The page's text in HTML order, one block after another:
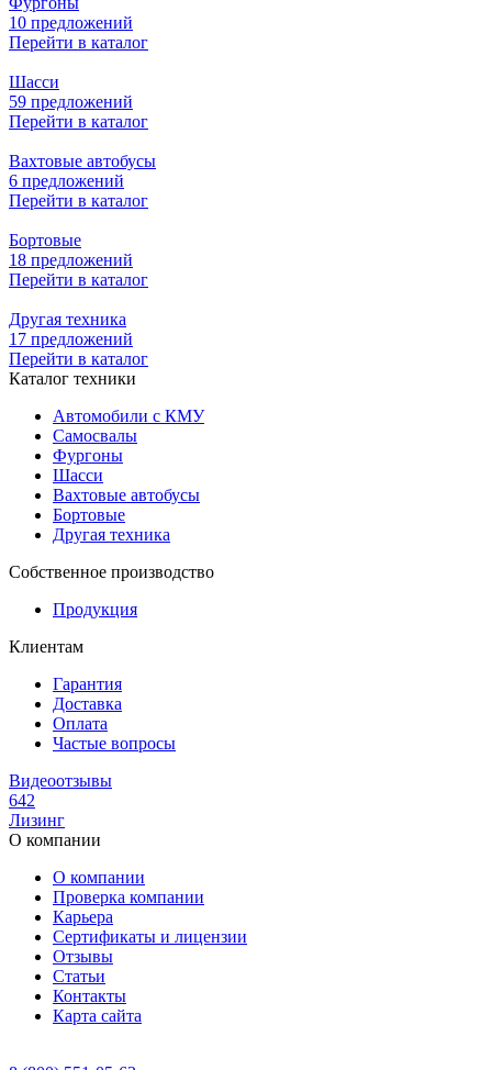
10 предложений
Перейти в каталог
Шасси
59 предложений
Перейти в каталог
Вахтовые автобусы
6 предложений
Перейти в каталог
Бортовые
18 предложений
Перейти в каталог
Другая техника
17 предложений
Перейти в каталог
Каталог техники
Автомобили с КМУ
Самосвалы
Фургоны
Шасси
Вахтовые автобусы
Бортовые
Другая техника
Собственное производство
Продукция
Клиентам
Гарантия
Доставка
Оплата
Частые вопросы
Видеоотзывы
642
Лизинг
О компании
О компании
Проверка компании
Карьера
Сертификаты и лицензии
Отзывы
Статьи
Контакты
Карта сайта